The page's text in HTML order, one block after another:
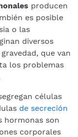
producen
es posible
o las
diversos
que van
los problemas
células
de secreción
hormonas son
corporales